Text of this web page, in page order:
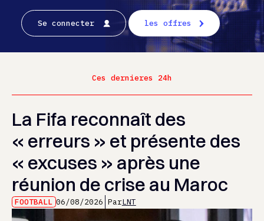
Se connecter les offres
Ces dernieres 24h
La Fifa reconnaît des
« erreurs » et présente des
« excuses » après une
réunion de crise au Maroc
FOOTBALL 06/08/2026 ParLNT